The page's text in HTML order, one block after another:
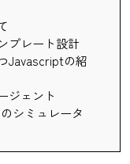
プレート設計
Javascriptの紹
ジェント
シミュレータ